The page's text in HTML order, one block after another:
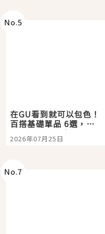
No.5
在GU看到就可以包色！
百搭基礎單品 6選，閉
眼全收也不心疼
2026年07月25日
No.7